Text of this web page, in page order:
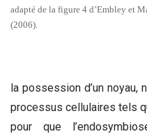
adapté de la figure 4 d’Embley et
(2006).
la possession d’un noyau,
processus cellulaires tels
pour que